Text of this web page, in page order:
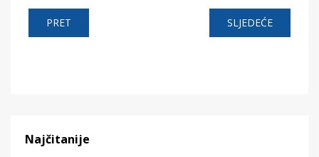
PRET SLJEDEĆE
Najčitanije